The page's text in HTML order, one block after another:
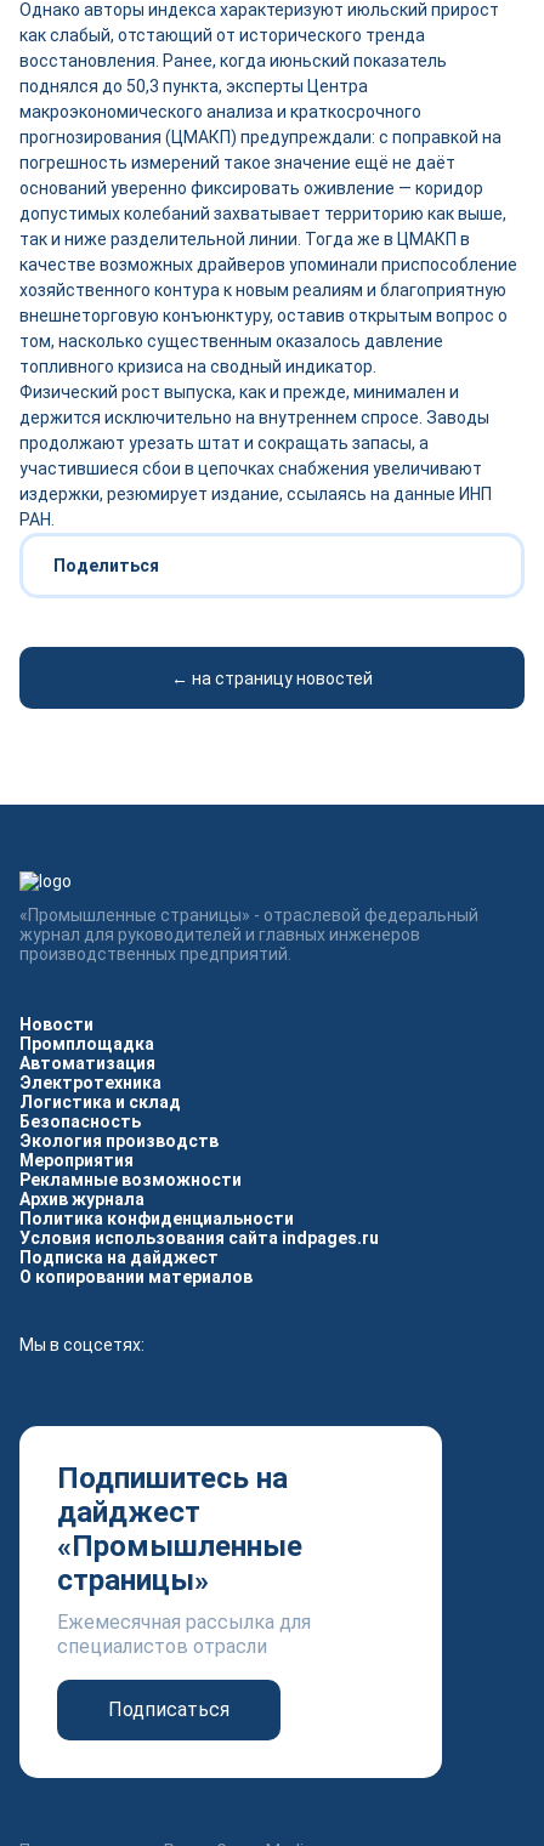
Однако авторы индекса характеризуют июльский прирост
как слабый, отстающий от исторического тренда
восстановления. Ранее, когда июньский показатель
поднялся до 50,3 пункта, эксперты Центра
макроэкономического анализа и краткосрочного
прогнозирования (ЦМАКП) предупреждали: с поправкой на
погрешность измерений такое значение ещё не даёт
оснований уверенно фиксировать оживление — коридор
допустимых колебаний захватывает территорию как выше,
так и ниже разделительной линии. Тогда же в ЦМАКП в
качестве возможных драйверов упоминали приспособление
хозяйственного контура к новым реалиям и благоприятную
внешнеторговую конъюнктуру, оставив открытым вопрос о
том, насколько существенным оказалось давление
топливного кризиса на сводный индикатор.
Физический рост выпуска, как и прежде, минимален и
держится исключительно на внутреннем спросе. Заводы
продолжают урезать штат и сокращать запасы, а
участившиеся сбои в цепочках снабжения увеличивают
издержки, резюмирует издание, ссылаясь на данные ИНП
РАН.
Поделиться
← на страницу новостей
Новости
Промплощадка
Автоматизация
Электротехника
Логистика и склад
Безопасность
Экология производств
Мероприятия
Рекламные возможности
Архив журнала
Политика конфиденциальности
Условия использования сайта indpages.ru
Подписка на дайджест
О копировании материалов
Мы в соцсетях:
Подпишитесь на
дайджест
«Промышленные
страницы»
Ежемесячная рассылка для
специалистов отрасли
Подписаться
«Промышленные страницы» - отраслевой федеральный
журнал для руководителей и главных инженеров
производственных предприятий.